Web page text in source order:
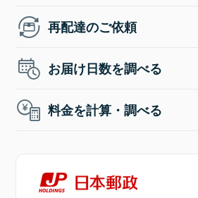
再配達のご依頼
お届け日数を調べる
料金を計算・調べる